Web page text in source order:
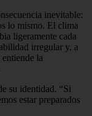
inevitable:
lo mismo. El clima
ligeramente cada
irregular y, a
la
su identidad. “Si
estar preparados